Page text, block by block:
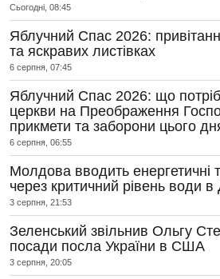
Сьогодні, 08:45
Яблучний Спас 2026:
та яскравих листівках
6 серпня, 07:45
Яблучний Спас 2026: що
церкви на Преображення
прикмети та заборони цього
6 серпня, 06:55
Молдова вводить енергетичні
через критичний рівень води в
3 серпня, 21:53
Зеленський звільнив Ольгу
посади посла України в США
3 серпня, 20:05